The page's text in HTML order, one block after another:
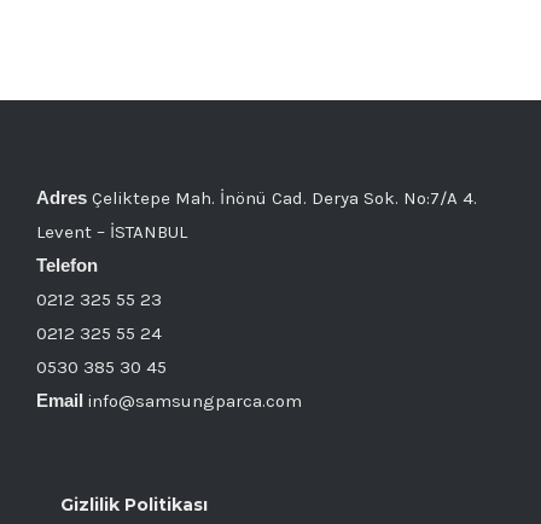
Adres Çeliktepe Mah. İnönü Cad. Derya Sok. No:7/A 4.
Levent – İSTANBUL
Telefon
0212 325 55 23
0212 325 55 24
0530 385 30 45
Email info@samsungparca.com
Gizlilik Politikası